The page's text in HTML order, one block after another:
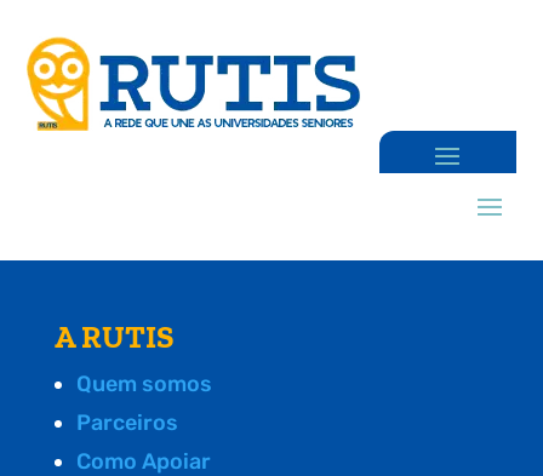
A RUTIS
Quem somos
Parceiros
Como Apoiar